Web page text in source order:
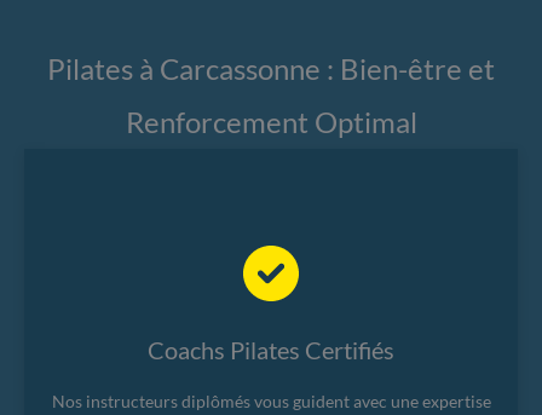
Pilates à Carcassonne : Bien-être et
Renforcement Optimal
Coachs Pilates Certifiés
Nos instructeurs diplômés vous guident avec une expertise